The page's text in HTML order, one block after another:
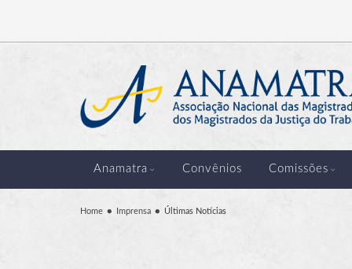
Anamatra Convênios Comissões
Home Imprensa Últimas Notícias